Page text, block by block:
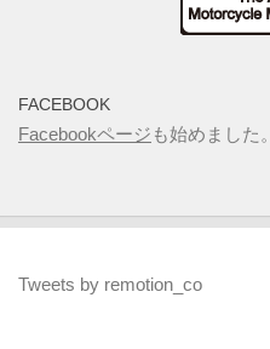
FACEBOOK
Facebookページ も始めました。
Tweets by remotion_co